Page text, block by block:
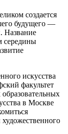
создается
будущего —
Название
середины
искусства
факультет
в Москве